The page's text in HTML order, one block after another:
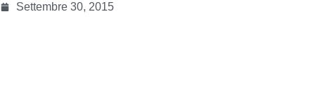
Settembre 30, 2015